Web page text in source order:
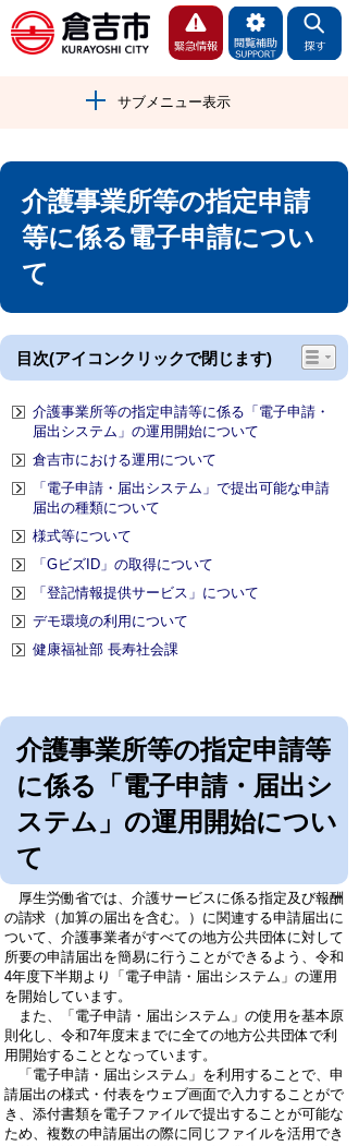
サブメニュー表示
介護事業所等の指定申請
等に係る電子申請につい
て
目次(アイコンクリックで閉じます)
介護事業所等の指定申請等に係る「電子申請・
届出システム」の運用開始について
倉吉市における運用について
「電子申請・届出システム」で提出可能な申請
届出の種類について
様式等について
「GビズID」の取得について
「登記情報提供サービス」について
デモ環境の利用について
健康福祉部 長寿社会課
介護事業所等の指定申請等
に係る「電子申請・届出シ
ステム」の運用開始につい
て
厚生労働省では、介護サービスに係る指定及び報酬
の請求（加算の届出を含む。）に関連する申請届出に
ついて、介護事業者がすべての地方公共団体に対して
所要の申請届出を簡易に行うことができるよう、令和
4年度下半期より「電子申請・届出システム」の運用
を開始しています。
また、「電子申請・届出システム」の使用を基本原
則化し、令和7年度末までに全ての地方公共団体で利
用開始することとなっています。
「電子申請・届出システム」を利用することで、申
請届出の様式・付表をウェブ画面で入力することがで
き、添付書類を電子ファイルで提出することが可能な
ため、複数の申請届出の際に同じファイルを活用でき